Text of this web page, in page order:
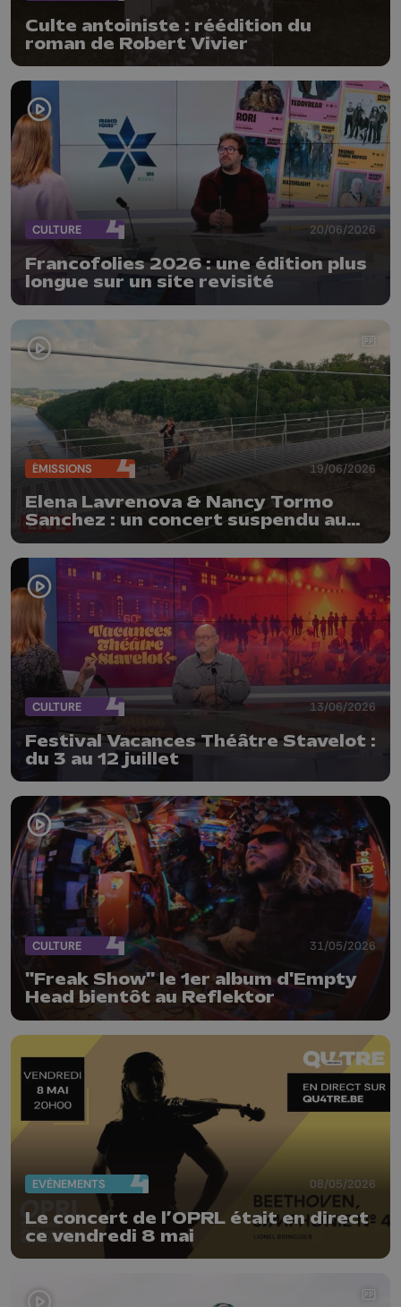
Culte antoiniste : réédition du
roman de Robert Vivier
CULTURE 20/06/2026
Francofolies 2026 : une édition plus
longue sur un site revisité
ÉMISSIONS 19/06/2026
Elena Lavrenova & Nancy Tormo
Sanchez : un concert suspendu au
Fort d'Eben-Emael
CULTURE 13/06/2026
Festival Vacances Théâtre Stavelot :
du 3 au 12 juillet
CULTURE 31/05/2026
"Freak Show" le 1er album d'Empty
Head bientôt au Reflektor
EVÈNEMENTS 08/05/2026
Le concert de l’OPRL était en direct
ce vendredi 8 mai